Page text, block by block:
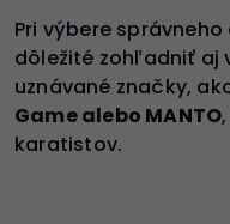
Pri výbere
dôležité zohľadniť aj
uznávané značky,
Game alebo MANTO
karatistov.